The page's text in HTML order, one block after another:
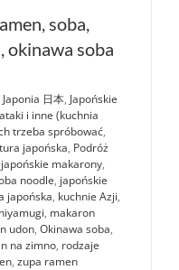
soba,
okinawa soba
Japonia 日本, Japońskie
i inne (kuchnia
trzeba spróbować,
japońska, Podróż
japońskie makarony,
noodle, japońskie
japońska, kuchnie Azji,
, makaron
udon, Okinawa soba,
na zimno, rodzaje
, zupa ramen